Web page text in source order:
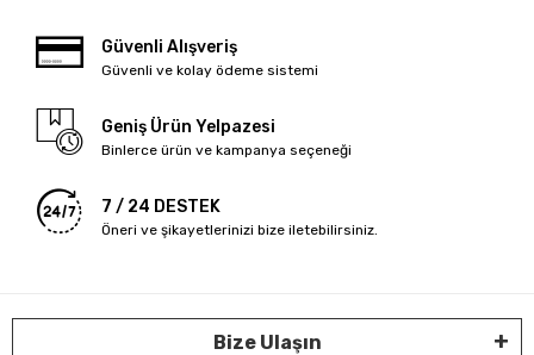
Güvenli Alışveriş
Güvenli ve kolay ödeme sistemi
Geniş Ürün Yelpazesi
Binlerce ürün ve kampanya seçeneği
7 / 24 DESTEK
Öneri ve şikayetlerinizi bize iletebilirsiniz.
Bize Ulaşın